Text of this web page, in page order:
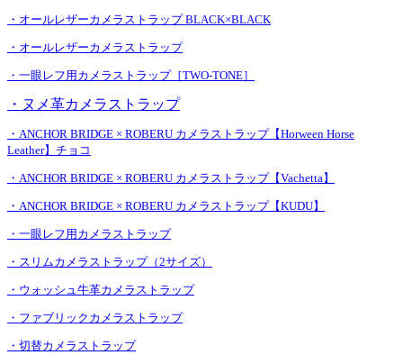
・オールレザーカメラストラップ BLACK×BLACK
・オールレザーカメラストラップ
・一眼レフ用カメラストラップ［TWO-TONE］
・ヌメ革カメラストラップ
・ANCHOR BRIDGE × ROBERU カメラストラップ【Horween Horse
Leather】チョコ
・ANCHOR BRIDGE × ROBERU カメラストラップ【Vachetta】
・ANCHOR BRIDGE × ROBERU カメラストラップ【KUDU】
・一眼レフ用カメラストラップ
・スリムカメラストラップ（2サイズ）
・ウォッシュ牛革カメラストラップ
・ファブリックカメラストラップ
・切替カメラストラップ